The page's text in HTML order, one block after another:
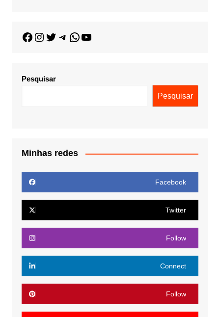
Pesquisar
Pesquisar
Minhas redes
Facebook
Twitter
Follow
Connect
Follow